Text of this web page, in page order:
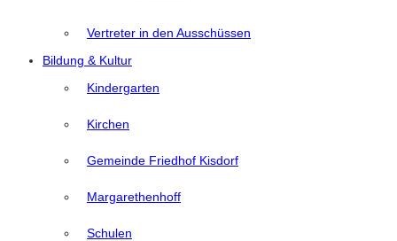
Vertreter in den Ausschüssen
Bildung & Kultur
Kindergarten
Kirchen
Gemeinde Friedhof Kisdorf
Margarethenhoff
Schulen